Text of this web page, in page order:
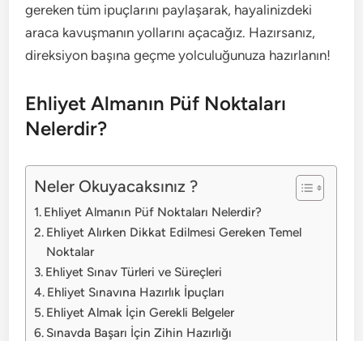
gereken tüm ipuçlarını paylaşarak, hayalinizdeki
araca kavuşmanın yollarını açacağız. Hazırsanız,
direksiyon başına geçme yolculuğunuza hazırlanın!
Ehliyet Almanın Püf Noktaları
Nelerdir?
Neler Okuyacaksınız ?
Ehliyet Almanın Püf Noktaları Nelerdir?
Ehliyet Alırken Dikkat Edilmesi Gereken Temel
Noktalar
Ehliyet Sınav Türleri ve Süreçleri
Ehliyet Sınavına Hazırlık İpuçları
Ehliyet Almak İçin Gerekli Belgeler
Sınavda Başarı İçin Zihin Hazırlığı